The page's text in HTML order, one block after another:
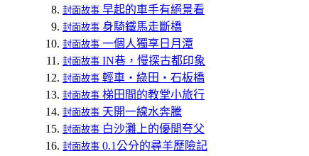
封面故事 早起的車手有絕景看
封面故事 身騎鐵馬走斷橋
封面故事 一個人獨享日月潭
封面故事 IN巷，慢探古都印象
封面故事 輕車‧綠田‧石板橋
封面故事 梯田間的教堂小旅行
封面故事 天開一線水奔騰
封面故事 白沙灘上的優閒夸父
封面故事 0.1公分的尋羊歷險記